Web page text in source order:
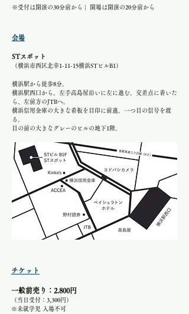
※受付は開演の30分前から | 開場は開演の20分前から
会場
STスポット
（横浜市西区北幸1-11-15横浜STビルB1）
横浜駅から徒歩8分。
横浜駅西口から、左手高島屋沿いに左に進む。交差点に着いた
ら、左前方のJTBへ。
横浜信用金庫の大きな看板を目印に前進。一つ目の信号を渡
る。
目の前の大きなグレーのビルの地下1階。
チケット
一般前売り：2.800円
（当日受付：3,300円）
※未就学児 入場不可​